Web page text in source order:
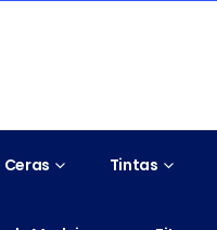
Ceras Tintas